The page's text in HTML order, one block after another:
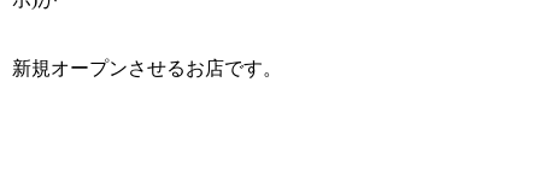
新規オープンさせるお店です。